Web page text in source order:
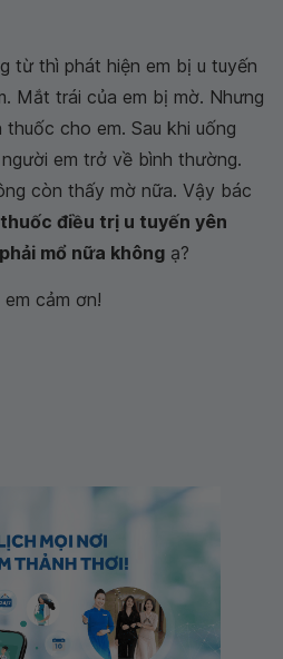
từ thì phát hiện em bị u tuyến
Mắt trái của em bị mờ. Nhưng
cho em. Sau khi uống
em trở về bình thường.
còn thấy mờ nữa. Vậy bác
điều trị u tuyến yên
mổ nữa không ạ?
cảm ơn!